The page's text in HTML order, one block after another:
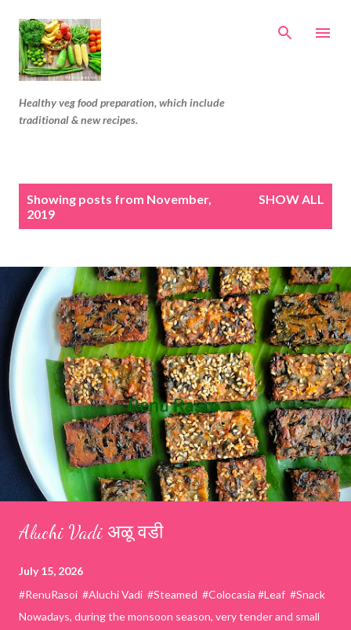
Healthy veg food preparation, which include
traditional & new recipes.
s
Showing posts from November,
2019
SHOW ALL
Aluchi Vadi अळू वडी
July 15, 2026
#RenuRasoi #Aluchi Vadi #Steamed #Colocasia #Leaf #Snack
Nowadays, during the monsoon season, very tender and small